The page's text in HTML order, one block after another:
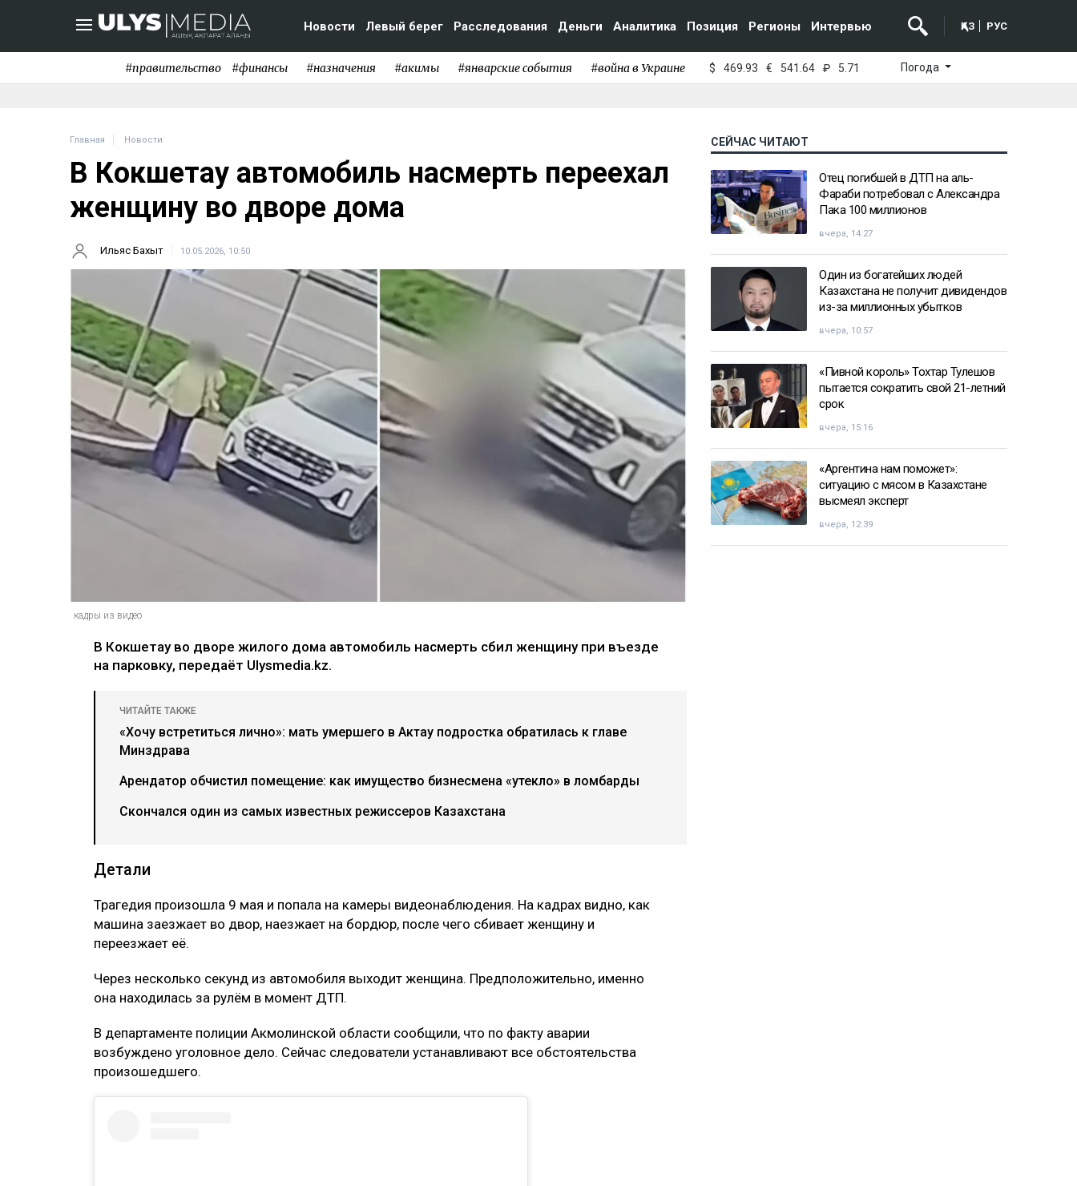
Новости Левый берег Расследования Деньги Аналитика Позиция Регионы Интервью ҚАЗ РУС
#правительство #финансы #назначения #акимы #январские события #война в Украине $ 469.93 € 541.64 ₽ 5.71 Погода
Главная Новости
В Кокшетау автомобиль насмерть переехал
женщину во дворе дома
Ильяс Бахыт 10.05.2026, 10:50
кадры из видео
В Кокшетау во дворе жилого дома автомобиль насмерть сбил женщину при въезде
на парковку, передаёт Ulysmedia.kz.
ЧИТАЙТЕ ТАКЖЕ
«Хочу встретиться лично»: мать умершего в Актау подростка обратилась к главе
Минздрава
Арендатор обчистил помещение: как имущество бизнесмена «утекло» в ломбарды
Скончался один из самых известных режиссеров Казахстана
Детали
Трагедия произошла 9 мая и попала на камеры видеонаблюдения. На кадрах видно, как
машина заезжает во двор, наезжает на бордюр, после чего сбивает женщину и
переезжает её.
Через несколько секунд из автомобиля выходит женщина. Предположительно, именно
она находилась за рулём в момент ДТП.
В департаменте полиции Акмолинской области сообщили, что по факту аварии
возбуждено уголовное дело. Сейчас следователи устанавливают все обстоятельства
произошедшего.
СЕЙЧАС ЧИТАЮТ
Отец погибшей в ДТП на аль-
Фараби потребовал с Александра
Пака 100 миллионов
вчера, 14:27
Один из богатейших людей
Казахстана не получит дивидендов
из-за миллионных убытков
вчера, 10:57
«Пивной король» Тохтар Тулешов
пытается сократить свой 21-летний
срок
вчера, 15:16
«Аргентина нам поможет»:
ситуацию с мясом в Казахстане
высмеял эксперт
вчера, 12:39